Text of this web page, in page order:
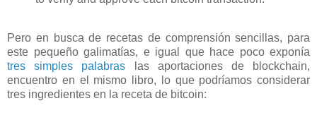
Pero en busca de recetas de comprensión sencillas, para
este pequeño galimatías, e igual que hace poco exponía
tres simples palabras las aportaciones de blockchain,
encuentro en el mismo libro, lo que podríamos considerar
tres ingredientes en la receta de bitcoin: